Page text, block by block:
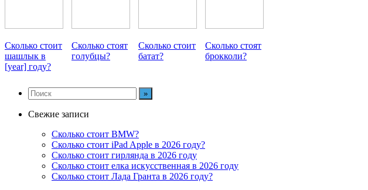
Сколько стоит
шашлык в
[year] году?
Сколько стоят
голубцы?
Сколько стоит
батат?
Сколько стоят
брокколи?
Свежие записи
Сколько стоит BMW?
Сколько стоит iPad Apple в 2026 году?
Сколько стоит гирлянда в 2026 году
Сколько стоит елка искусственная в 2026 году
Сколько стоит Лада Гранта в 2026 году?